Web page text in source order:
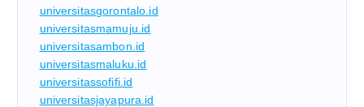
universitasgorontalo.id
universitasmamuju.id
universitasambon.id
universitasmaluku.id
universitassofifi.id
universitasjayapura.id